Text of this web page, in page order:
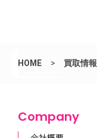
HOME > 買取情報
Company